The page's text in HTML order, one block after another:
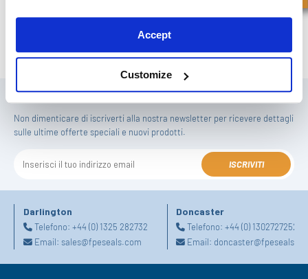
Accept
Customize
ISCRIVITI ALLA NOSTRA NEWSLETTER
Non dimenticare di iscriverti alla nostra newsletter per ricevere dettagli
sulle ultime offerte speciali e nuovi prodotti.
ISCRIVITI
Darlington
Telefono: +44 (0) 1325 282732
Email: sales@fpeseals.com
Doncaster
Telefono:+44 (0) 1302727252
Email: